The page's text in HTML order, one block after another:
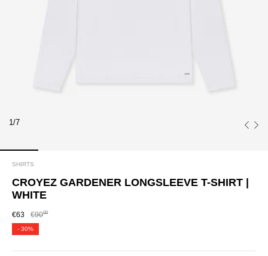
1/7
SHIRTS
CROYEZ GARDENER LONGSLEEVE T-SHIRT |
WHITE
€63 €9000
- 30%